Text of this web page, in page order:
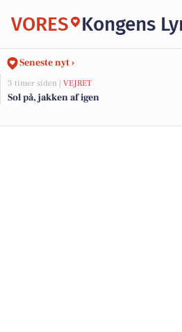
VORES Kongens
Seneste nyt ›
3 timer siden | VEJRET
Sol på, jakken af igen